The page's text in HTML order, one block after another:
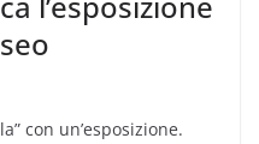
con un’esposizione.